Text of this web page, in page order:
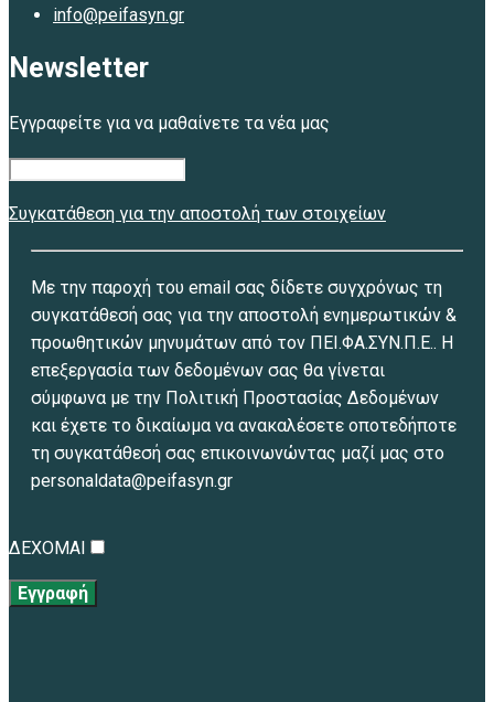
info@peifasyn.gr
Newsletter
Εγγραφείτε για να μαθαίνετε τα νέα μας
Συγκατάθεση για την αποστολή των στοιχείων
Με την παροχή του email σας δίδετε συγχρόνως τη
συγκατάθεσή σας για την αποστολή ενημερωτικών &
προωθητικών μηνυμάτων από τον ΠΕΙ.ΦΑ.ΣΥΝ.Π.Ε.. Η
επεξεργασία των δεδομένων σας θα γίνεται
σύμφωνα με την Πολιτική Προστασίας Δεδομένων
και έχετε το δικαίωμα να ανακαλέσετε οποτεδήποτε
τη συγκατάθεσή σας επικοινωνώντας μαζί μας στο
personaldata@peifasyn.gr
ΔΕΧΟΜΑΙ
Εγγραφή